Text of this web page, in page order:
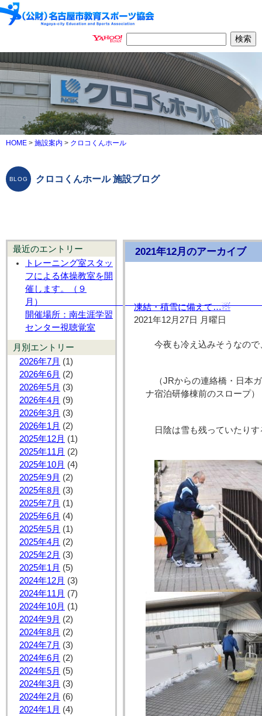
HOME > 施設案内 > クロコくんホール
クロコくんホール 施設ブログ
最近のエントリー
トレーニング室スタッ
フによる体操教室を開
催します。（９
月
開催場所：南生涯学習
センター視聴覚室
月別エントリー
2026年7月 (1)
2026年6月 (2)
2026年5月 (3)
2026年4月 (9)
2026年3月 (3)
2026年1月 (2)
2025年12月 (1)
2025年11月 (2)
2025年10月 (4)
2025年9月 (2)
2025年8月 (3)
2025年7月 (1)
2025年6月 (4)
2025年5月 (1)
2025年4月 (2)
2025年2月 (3)
2025年1月 (5)
2024年12月 (3)
2024年11月 (7)
2024年10月 (1)
2024年9月 (2)
2024年8月 (2)
2024年7月 (3)
2024年6月 (2)
2024年5月 (5)
2024年3月 (3)
2024年2月 (6)
2024年1月 (4)
2021年12月のアーカイブ
凍結・積雪に備えて…☃
2021年12月27日 月曜日
今夜も冷え込みそうなの
（JRからの連絡橋・日本
ナ宿泊研修棟前のスロープ）
日陰は雪も残っていたり